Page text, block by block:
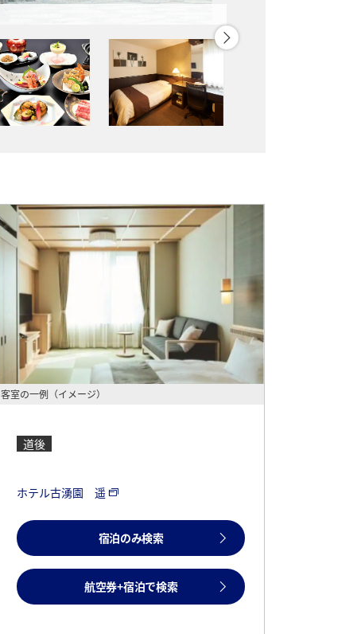
客室の一例（イメージ）
道後
ホテル古湧園 遥
宿泊のみ検索
航空券+宿泊で検索